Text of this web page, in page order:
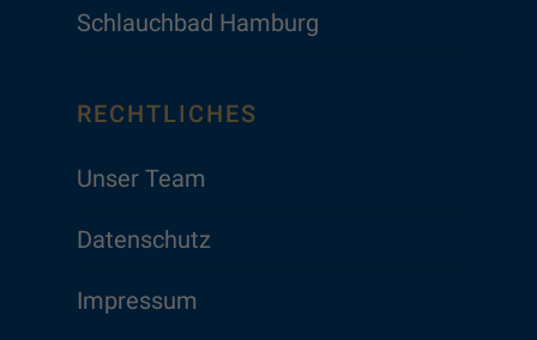
Schlauchbad Hamburg
RECHTLICHES
Unser Team
Datenschutz
Impressum